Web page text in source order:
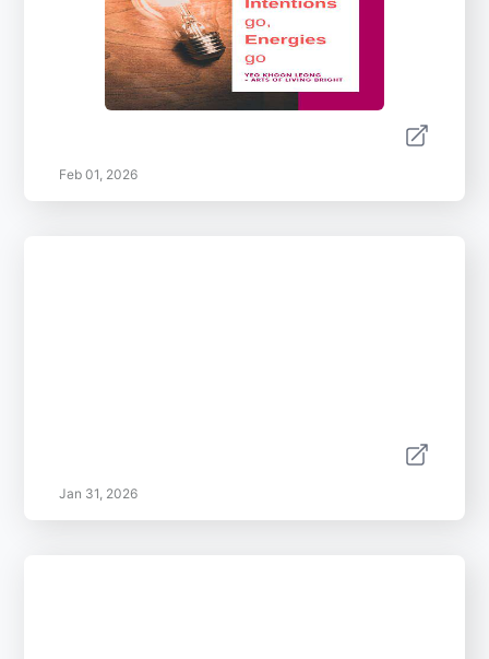
Feb 01, 2026
Jan 31, 2026